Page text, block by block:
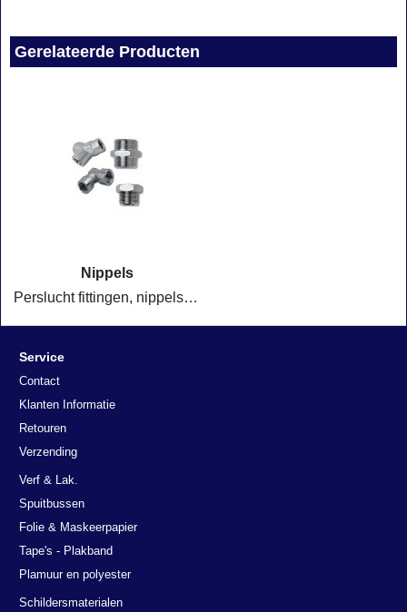
Gerelateerde Producten
Nippels
Perslucht fittingen, nippels, verloopringen, einddop, sok, patentnippels, T-stukken, Y-stukken uit voorraad leverbaar
Service
Contact
Klanten Informatie
Retouren
Verzending
Verf & Lak.
Spuitbussen
Folie & Maskeerpapier
Tape's - Plakband
Plamuur en polyester
Schildersmaterialen